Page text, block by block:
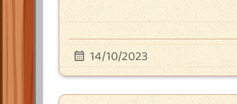
14/10/2023